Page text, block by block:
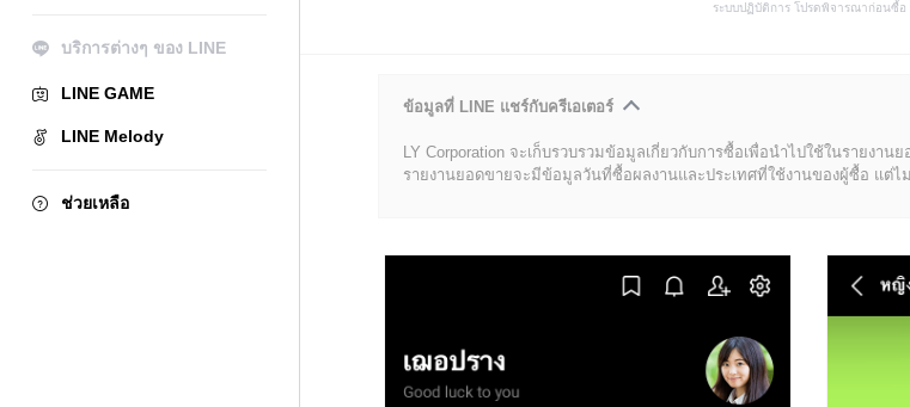
บริการต่างๆ ของ LINE
LINE GAME
LINE Melody
ช่วยเหลือ
ระบบปฏิบัติการ โปรดพิจารณาก่อนซื้อ
ข้อมูลที่ LINE แชร์กับครีเอเตอร์
LY Corporation จะเก็บรวบรวมข้อมูลเกี่ยวกับการซื้อเพื่อนำไปใช้ในรายงาน
รายงานยอดขายจะมีข้อมูลวันที่ซื้อผลงานและประเทศที่ใช้งานของผู้ซื้อ แต่